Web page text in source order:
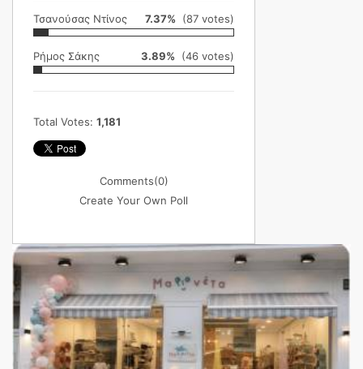
Τσανούσας Ντίνος 7.37% (87 votes)
Ρήμος Σάκης 3.89% (46 votes)
Total Votes: 1,181
Comments(0)
Create Your Own Poll